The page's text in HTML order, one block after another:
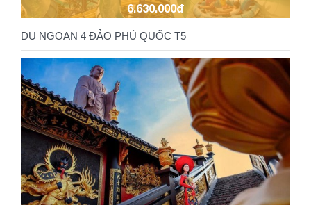
6.630.000đ
DU NGOAN 4 ĐẢO PHÚ QUỐC T5